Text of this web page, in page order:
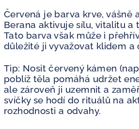
Červená je barva krve, vášně
Berana aktivuje sílu, vitalitu a
Tato barva však může i
důležité ji vyvažovat klidem a
Tip: Nosit červený kámen
poblíž těla pomáhá udržet
ale zároveň ji uzemnit a
svíčky se hodí do rituálů na
rozhodnosti a odvahy.